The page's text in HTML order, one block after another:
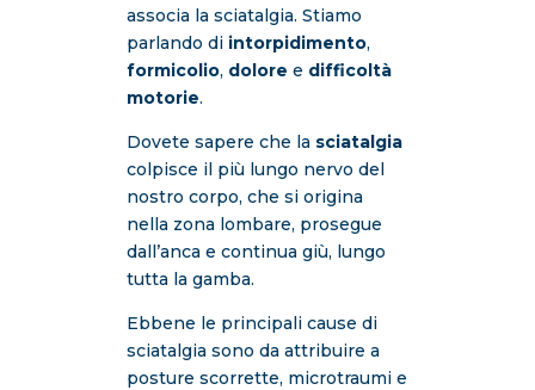
associa la sciatalgia. Stiamo
parlando di intorpidimento,
formicolio, dolore e difficoltà
motorie.
Dovete sapere che la sciatalgia
colpisce il più lungo nervo del
nostro corpo, che si origina
nella zona lombare, prosegue
dall’anca e continua giù, lungo
tutta la gamba.
Ebbene le principali cause di
sciatalgia sono da attribuire a
posture scorrette, microtraumi e